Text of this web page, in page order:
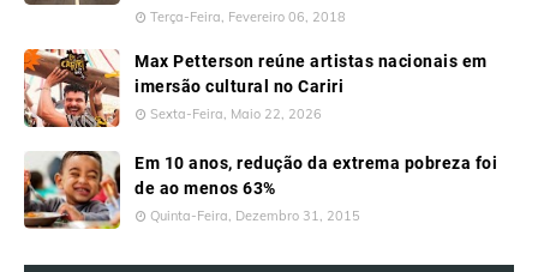
Terça-Feira, Fevereiro 06, 2018
Max Petterson reúne artistas nacionais em
imersão cultural no Cariri
Sexta-Feira, Maio 22, 2026
Em 10 anos, redução da extrema pobreza foi
de ao menos 63%
Quinta-Feira, Dezembro 31, 2015